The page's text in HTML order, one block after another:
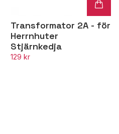
Transformator 2A - för
Herrnhuter
Stjärnkedja
129 kr